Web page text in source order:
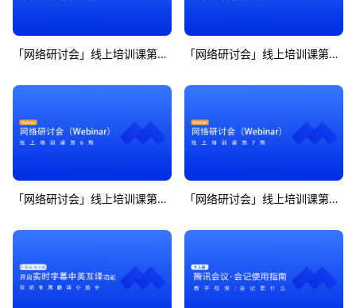
「网络研讨会」线上培训课第4期 「网络研讨会」线上培训课第5期
「网络研讨会」线上培训课第6期 「网络研讨会」线上培训课第7期